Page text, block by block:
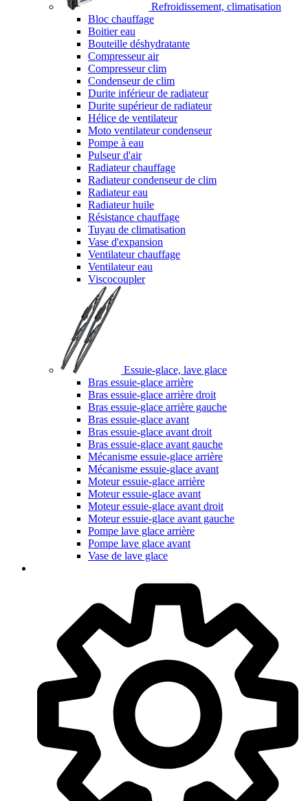
Refroidissement, climatisation
Bloc chauffage
Boitier eau
Bouteille déshydratante
Compresseur air
Compresseur clim
Condenseur de clim
Durite inférieur de radiateur
Durite supérieur de radiateur
Hélice de ventilateur
Moto ventilateur condenseur
Pompe à eau
Pulseur d'air
Radiateur chauffage
Radiateur condenseur de clim
Radiateur eau
Radiateur huile
Résistance chauffage
Tuyau de climatisation
Vase d'expansion
Ventilateur chauffage
Ventilateur eau
Viscocoupler
Essuie-glace, lave glace
Bras essuie-glace arrière
Bras essuie-glace arrière droit
Bras essuie-glace arrière gauche
Bras essuie-glace avant
Bras essuie-glace avant droit
Bras essuie-glace avant gauche
Mécanisme essuie-glace arrière
Mécanisme essuie-glace avant
Moteur essuie-glace arrière
Moteur essuie-glace avant
Moteur essuie-glace avant droit
Moteur essuie-glace avant gauche
Pompe lave glace arrière
Pompe lave glace avant
Vase de lave glace